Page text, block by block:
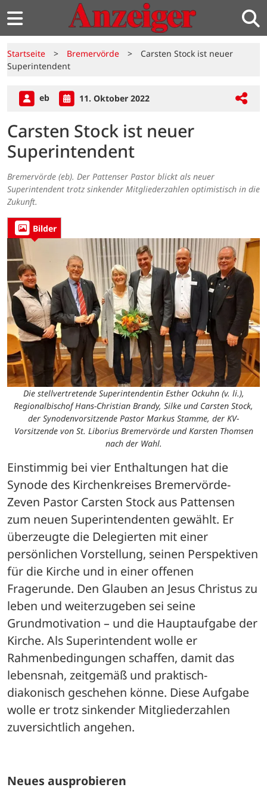
Startseite > Bremervörde >
Carsten Stock ist neuer
Superintendent
eb 11. Oktober 2022
Carsten Stock ist neuer
Superintendent
Bremervörde (eb). Der Pattenser Pastor blickt als neuer
Superintendent trotz sinkender Mitgliederzahlen optimistisch in die
Zukunft.
Bilder
Die stellvertretende Superintendentin Esther Ockuhn (v. li.),
Regionalbischof Hans-Christian Brandy, Silke und Carsten Stock,
der Synodenvorsitzende Pastor Markus Stamme, der KV-
Vorsitzende von St. Liborius Bremervörde und Karsten Thomsen
nach der Wahl.
Einstimmig bei vier Enthaltungen hat die
Synode des Kirchenkreises Bremervörde-
Zeven Pastor Carsten Stock aus Pattensen
zum neuen Superintendenten gewählt. Er
überzeugte die Delegierten mit einer
persönlichen Vorstellung, seinen Perspektiven
für die Kirche und in einer offenen
Fragerunde. Den Glauben an Jesus Christus zu
leben und weiterzugeben sei seine
Grundmotivation – und die Hauptaufgabe der
Kirche. Als Superintendent wolle er
Rahmenbedingungen schaffen, damit das
lebensnah, zeitgemäß und praktisch-
diakonisch geschehen könne. Diese Aufgabe
wolle er trotz sinkender Mitgliederzahlen
zuversichtlich angehen.
Neues ausprobieren